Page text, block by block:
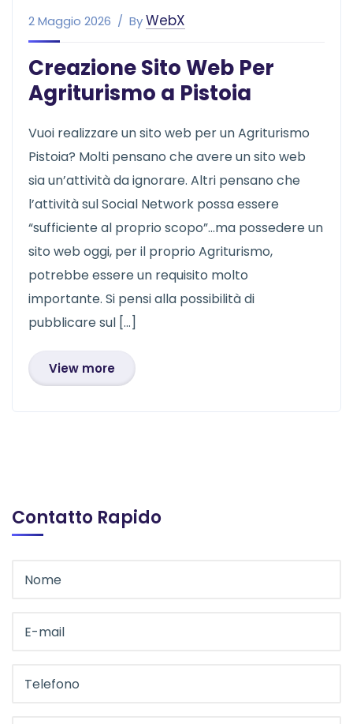
2 Maggio 2026 ByWebX
Creazione Sito Web Per
Agriturismo a Pistoia
Vuoi realizzare un sito web per un Agriturismo
Pistoia? Molti pensano che avere un sito web
sia un’attività da ignorare. Altri pensano che
l’attività sul Social Network possa essere
“sufficiente al proprio scopo”…ma possedere un
sito web oggi, per il proprio Agriturismo,
potrebbe essere un requisito molto
importante. Si pensi alla possibilità di
pubblicare sul […]
View more
Contatto Rapido